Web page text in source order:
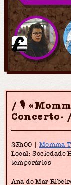
🎙
Concerto-
23h00 | Momma T
Local: Sociedade
temporários
Ana do Mar